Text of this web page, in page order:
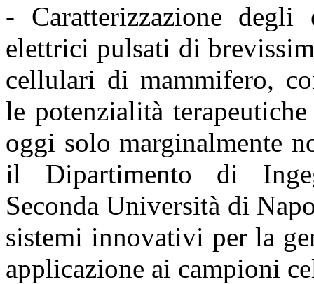
- Caratterizzazione degli
elettrici pulsati di
cellulari di mammifero,
le potenzialità
oggi solo marginalmente
il Dipartimento di
Seconda Università di
sistemi innovativi per la
applicazione ai campioni